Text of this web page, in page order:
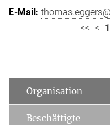
<< < 1
Organisation
Beschäftigte